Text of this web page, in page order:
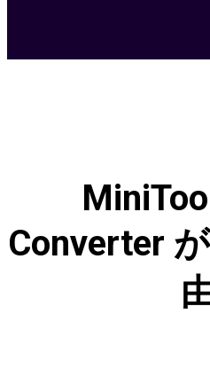
MiniTool
Converter